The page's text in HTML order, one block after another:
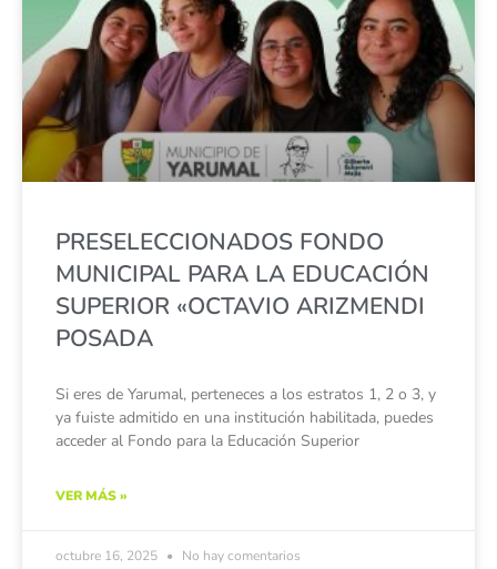
PRESELECCIONADOS FONDO
MUNICIPAL PARA LA EDUCACIÓN
SUPERIOR «OCTAVIO ARIZMENDI
POSADA
Si eres de Yarumal, perteneces a los estratos 1, 2 o 3, y
ya fuiste admitido en una institución habilitada, puedes
acceder al Fondo para la Educación Superior
VER MÁS »
octubre 16, 2025 No hay comentarios